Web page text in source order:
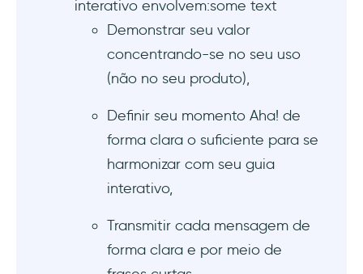
interativo envolvem:some text
Demonstrar seu valor
concentrando-se no seu uso
(não no seu produto),
Definir seu momento Aha! de
forma clara o suficiente para se
harmonizar com seu guia
interativo,
Transmitir cada mensagem de
forma clara e por meio de